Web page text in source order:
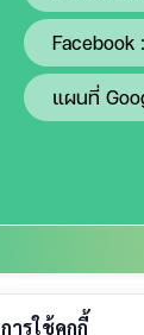
Facebook :
แผนที่
หน้าแรก |
การใช้คุกกี้